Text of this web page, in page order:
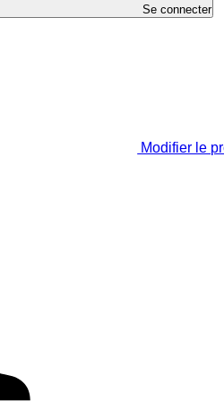
Se connecter
Modifier le